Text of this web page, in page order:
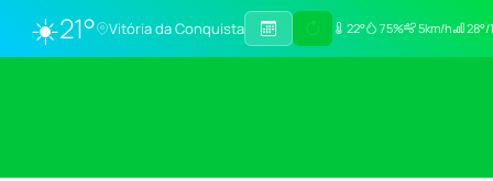
☀️21° Vitória da Conquista 22° 75% 5km/h 28°/